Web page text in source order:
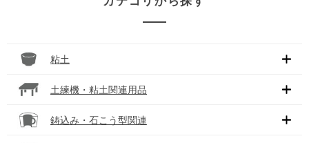
粘土
土練機・粘土関連用品
鋳込み・石こう型関連